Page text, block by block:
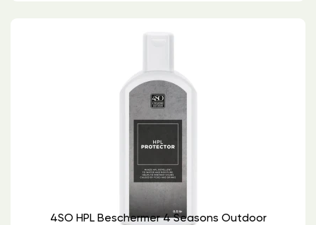
4SO HPL Beschermer 4 Seasons Outdoor